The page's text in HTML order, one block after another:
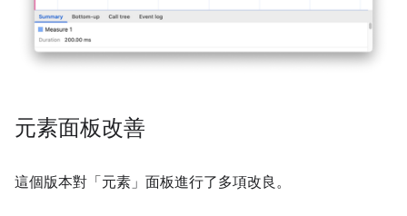
元素面板改善
這個版本對「元素」 面板進行了多項改良。